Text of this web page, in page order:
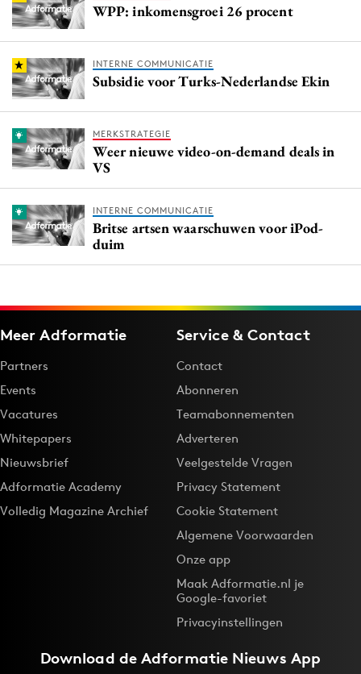
WPP: inkomensgroei 26 procent
INTERNE COMMUNICATIE
Subsidie voor Turks-Nederlandse Ekin
MERKSTRATEGIE
Weer nieuwe video-on-demand deals in
VS
INTERNE COMMUNICATIE
Britse artsen waarschuwen voor iPod-
duim
Meer Adformatie
Partners
Events
Vacatures
Whitepapers
Nieuwsbrief
Adformatie Academy
Volledig Magazine Archief
Service & Contact
Contact
Abonneren
Teamabonnementen
Adverteren
Veelgestelde Vragen
Privacy Statement
Cookie Statement
Algemene Voorwaarden
Onze app
Maak Adformatie.nl je
Google-favoriet
Privacyinstellingen
Download deAdformatie Nieuws App